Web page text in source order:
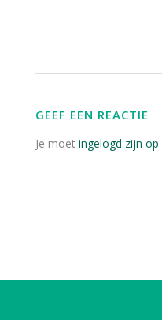
GEEF EEN REACTIE
Je moet ingelogd zijn op